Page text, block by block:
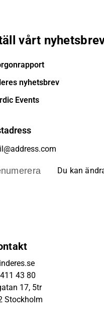
vårt
nyhetsbrev
Events
Du kan
43 80
17, 5tr
Stockholm